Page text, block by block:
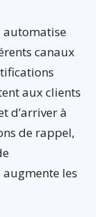
automatise
canaux
aux clients
d’arriver à
de rappel,
les